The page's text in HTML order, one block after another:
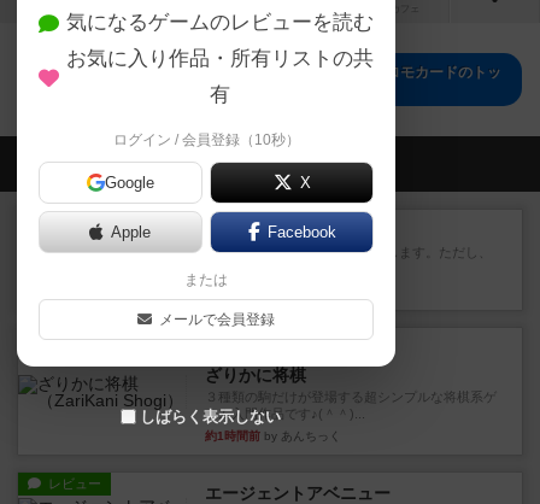
ウィザードエクストリーム：レボリューション プロモカードのトッ
会員の新しい投稿
レビュー ふたつの街の物語
タイルを4×4で並べて街づくりします。ただし、
38分前
ルール/インスト
ざりかに将棋
３種類の駒だけが登場する超シンプルな将棋系ゲ
ーム入門作品です♪(＾＾)...
約1時間前 by あんちっく
レビュー エージェントアベニュー
気になるゲームのレビューを読む
お気に入り作品・所有リストの共
有
ログイン / 会員登録（10秒）
Google X
Apple Facebook
または
メールで会員登録
しばらく表示しない